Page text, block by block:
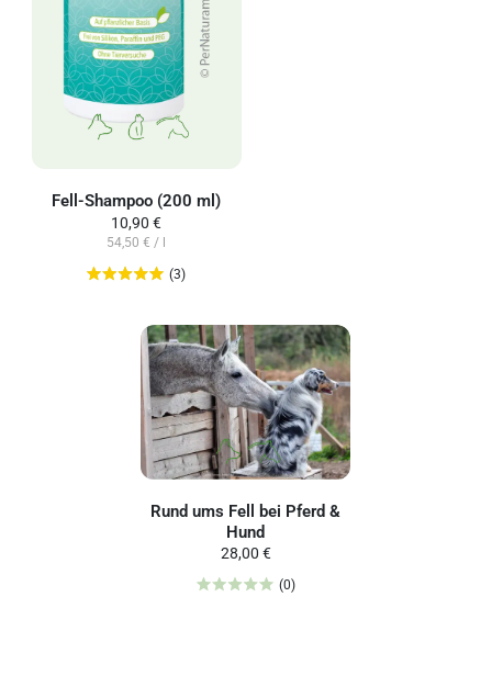
Fell-Shampoo (200 ml)
10,90 €
54,50 € / l
(3)
Rund ums Fell bei Pferd &
Hund
28,00 €
(0)